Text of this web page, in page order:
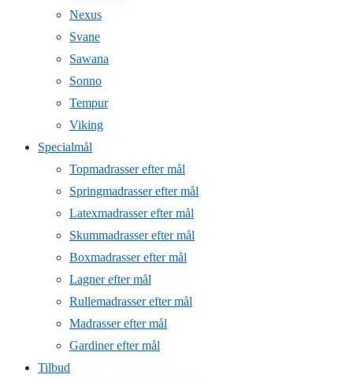
Nexus
Svane
Sawana
Sonno
Tempur
Viking
Specialmål
Topmadrasser efter mål
Springmadrasser efter mål
Latexmadrasser efter mål
Skummadrasser efter mål
Boxmadrasser efter mål
Lagner efter mål
Rullemadrasser efter mål
Madrasser efter mål
Gardiner efter mål
Tilbud